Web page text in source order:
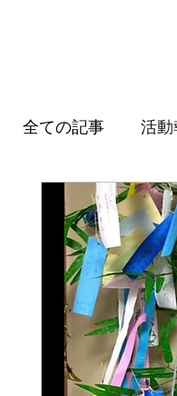
全ての記事 活
Excel VBA